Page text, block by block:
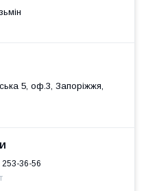
5, оф.3, Запоріжжя,
36-56